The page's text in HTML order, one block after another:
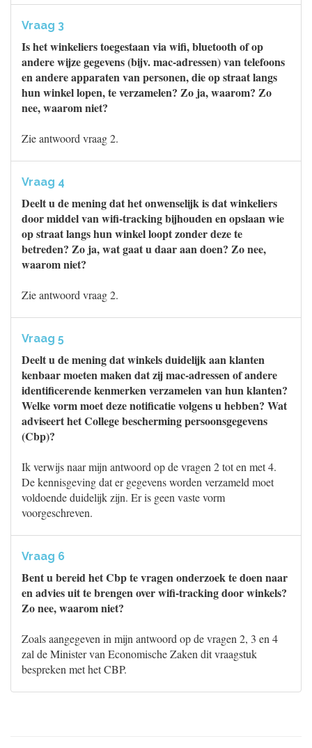
Vraag 3
Is het winkeliers toegestaan via wifi, bluetooth of op
andere wijze gegevens (bijv. mac-adressen) van telefoons
en andere apparaten van personen, die op straat langs
hun winkel lopen, te verzamelen? Zo ja, waarom? Zo
nee, waarom niet?
Zie antwoord vraag 2.
Vraag 4
Deelt u de mening dat het onwenselijk is dat winkeliers
door middel van wifi-tracking bijhouden en opslaan wie
op straat langs hun winkel loopt zonder deze te
betreden? Zo ja, wat gaat u daar aan doen? Zo nee,
waarom niet?
Zie antwoord vraag 2.
Vraag 5
Deelt u de mening dat winkels duidelijk aan klanten
kenbaar moeten maken dat zij mac-adressen of andere
identificerende kenmerken verzamelen van hun klanten?
Welke vorm moet deze notificatie volgens u hebben? Wat
adviseert het College bescherming persoonsgegevens
(Cbp)?
Ik verwijs naar mijn antwoord op de vragen 2 tot en met 4.
De kennisgeving dat er gegevens worden verzameld moet
voldoende duidelijk zijn. Er is geen vaste vorm
voorgeschreven.
Vraag 6
Bent u bereid het Cbp te vragen onderzoek te doen naar
en advies uit te brengen over wifi-tracking door winkels?
Zo nee, waarom niet?
Zoals aangegeven in mijn antwoord op de vragen 2, 3 en 4
zal de Minister van Economische Zaken dit vraagstuk
bespreken met het CBP.